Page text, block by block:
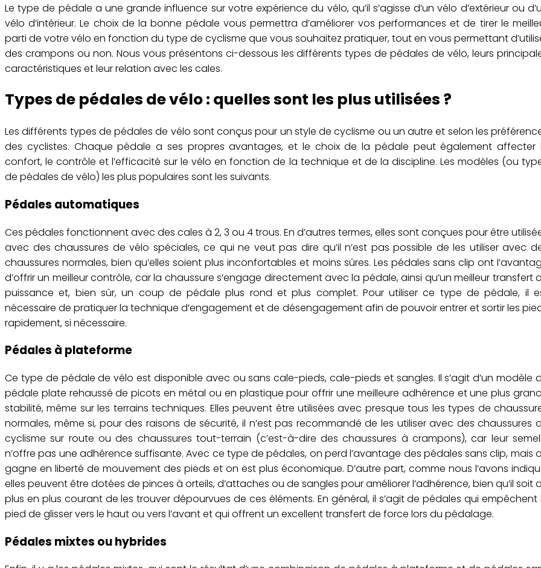
Le type de pédale a une grande influence sur votre expérience du vélo, qu’il s’agisse d’un vélo d’extérieur ou
vélo d’intérieur. Le choix de la bonne pédale vous permettra d’améliorer vos performances et de tirer le
parti de votre vélo en fonction du type de cyclisme que vous souhaitez pratiquer, tout en vous permettant
des crampons ou non. Nous vous présentons ci-dessous les différents types de pédales de vélo, leurs
caractéristiques et leur relation avec les cales.
Types de pédales de vélo : quelles sont les plus utilisées ?
Les différents types de pédales de vélo sont conçus pour un style de cyclisme ou un autre et selon les
des cyclistes. Chaque pédale a ses propres avantages, et le choix de la pédale peut également affecter
confort, le contrôle et l’efficacité sur le vélo en fonction de la technique et de la discipline. Les modèles (ou
de pédales de vélo) les plus populaires sont les suivants.
Pédales automatiques
Ces pédales fonctionnent avec des cales à 2, 3 ou 4 trous. En d’autres termes, elles sont conçues pour être
avec des chaussures de vélo spéciales, ce qui ne veut pas dire qu’il n’est pas possible de les utiliser avec
chaussures normales, bien qu’elles soient plus inconfortables et moins sûres. Les pédales sans clip ont
d’offrir un meilleur contrôle, car la chaussure s’engage directement avec la pédale, ainsi qu’un meilleur transfert
puissance et, bien sûr, un coup de pédale plus rond et plus complet. Pour utiliser ce type de pédale, il
nécessaire de pratiquer la technique d’engagement et de désengagement afin de pouvoir entrer et sortir les
rapidement, si nécessaire.
Pédales à plateforme
Ce type de pédale de vélo est disponible avec ou sans cale-pieds, cale-pieds et sangles. Il s’agit d’un modèle
pédale plate rehaussé de picots en métal ou en plastique pour offrir une meilleure adhérence et une plus
stabilité, même sur les terrains techniques. Elles peuvent être utilisées avec presque tous les types de
normales, même si, pour des raisons de sécurité, il n’est pas recommandé de les utiliser avec des chaussures
cyclisme sur route ou des chaussures tout-terrain (c’est-à-dire des chaussures à crampons), car leur
n’offre pas une adhérence suffisante. Avec ce type de pédales, on perd l’avantage des pédales sans clip, mais
gagne en liberté de mouvement des pieds et on est plus économique. D’autre part, comme nous l’avons
elles peuvent être dotées de pinces à orteils, d’attaches ou de sangles pour améliorer l’adhérence, bien qu’il soit
plus en plus courant de les trouver dépourvues de ces éléments. En général, il s’agit de pédales qui empêchent
pied de glisser vers le haut ou vers l’avant et qui offrent un excellent transfert de force lors du pédalage.
Pédales mixtes ou hybrides